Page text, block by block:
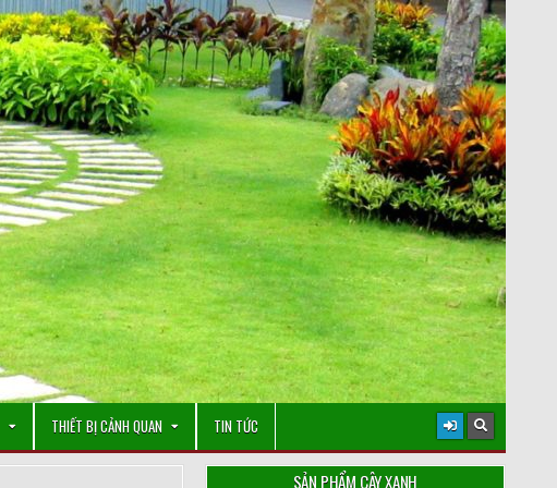
THIẾT BỊ CẢNH QUAN TIN TỨC
SẢN PHẨM CÂY XANH